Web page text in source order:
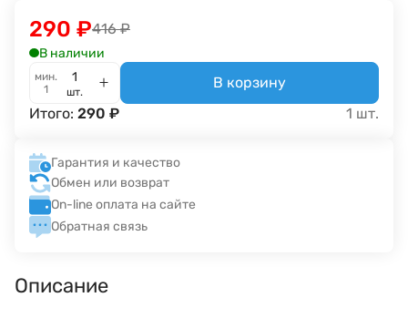
416 ₽
290 ₽
В наличии
мин.
1
шт.
В корзину
Итого: 290 ₽ 1 шт.
Гарантия и качество
Обмен или возврат
On-line оплата на сайте
Обратная связь
Описание